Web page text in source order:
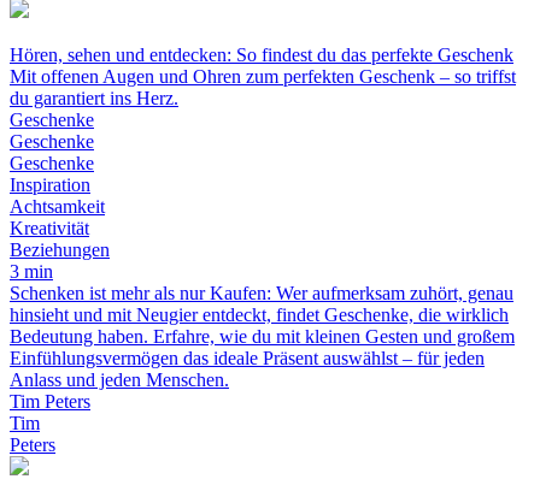
Hören, sehen und entdecken: So findest du das perfekte Geschenk
Mit offenen Augen und Ohren zum perfekten Geschenk – so triffst
du garantiert ins Herz.
Geschenke
Geschenke
Geschenke
Inspiration
Achtsamkeit
Kreativität
Beziehungen
3 min
Schenken ist mehr als nur Kaufen: Wer aufmerksam zuhört, genau
hinsieht und mit Neugier entdeckt, findet Geschenke, die wirklich
Bedeutung haben. Erfahre, wie du mit kleinen Gesten und großem
Einfühlungsvermögen das ideale Präsent auswählst – für jeden
Anlass und jeden Menschen.
Tim Peters
Tim
Peters